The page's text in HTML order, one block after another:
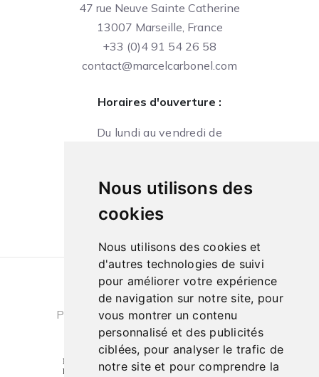
Nous utilisons des
cookies
Nous utilisons des cookies et
d'autres technologies de suivi
pour améliorer votre expérience
de navigation sur notre site, pour
vous montrer un contenu
personnalisé et des publicités
ciblées, pour analyser le trafic de
notre site et pour comprendre la
47 rue Neuve Sainte Catherine
13007 Marseille, France
+33 (0)4 91 54 26 58
contact@marcelcarbonel.com
Horaires d'ouverture :
Du lundi au vendredi de
10h à 13h et de 14h à 18h
Conditions générales de ventes
|
Politique de confidentialité
| Cookies